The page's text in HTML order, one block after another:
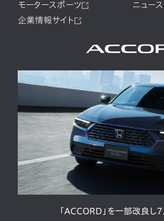
モータースポーツ
ニュー
企業情報サイト
「ACCORD」を一部改良し